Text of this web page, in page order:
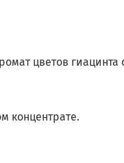
цветов гиацинта
концентрате.